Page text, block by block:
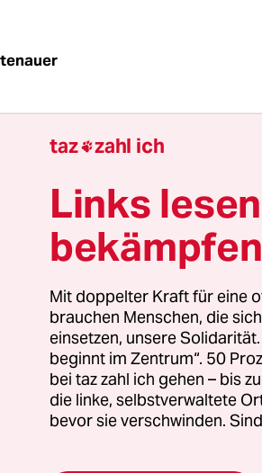
war es für Arjen Robben,
Die beiden Fußballer
gerade erlebt hatten. Die
Bayern München taten sich
nach diesem irren 4:0 im
Champions League gegen den
eine Stunde nach dem
weiterspielen, sich weiter
ihr Trainer mit in das
würden sie wirklich noch ein
weiterrennen, weiterwerkeln.
taz zahl ich
Links
bekämpfen
Mit doppelter Kraft für eine
brauchen Menschen, die
einsetzen, unsere
beginnt im Zentrum“. 50
bei taz zahl ich gehen – bis
die linke, selbstverwaltete
bevor sie verschwinden.